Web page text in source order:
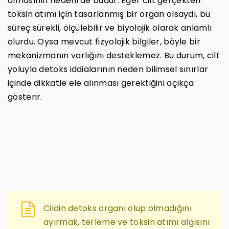
toksin atımı için tasarlanmış bir organ olsaydı, bu
süreç sürekli, ölçülebilir ve biyolojik olarak anlamlı
olurdu. Oysa mevcut fizyolojik bilgiler, böyle bir
mekanizmanın varlığını desteklemez. Bu durum, cilt
yoluyla detoks iddialarının neden bilimsel sınırlar
içinde dikkatle ele alınması gerektiğini açıkça
gösterir.
Cildin detoks organı olup olmadığını
ayırmak, terleme ve toksin atımı algısını